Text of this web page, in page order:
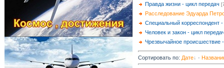
Правда жизни - цикл передач
Расследование Эдуарда
Специальный корреспондент -
Человек и закон - цикл
Чрезвычайное происшествие
Сортировать по: Дате ·